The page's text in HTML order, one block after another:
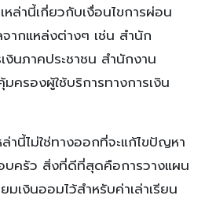
ล่านี้เกี่ยวกับเงื่อนไขการผ่อน
ากแหล่งต่างๆ เช่น สำนัก
นภาคประชาชน สำนักงาน
ครองผู้ใช้บริการทางการเงิน
านี้ไม่ใช่ทางออกที่จะแก้ไขปัญหา
บครัว สิ่งที่ดีที่สุดคือการวางแผน
เงินออมไว้สำหรับค่าเล่าเรียน